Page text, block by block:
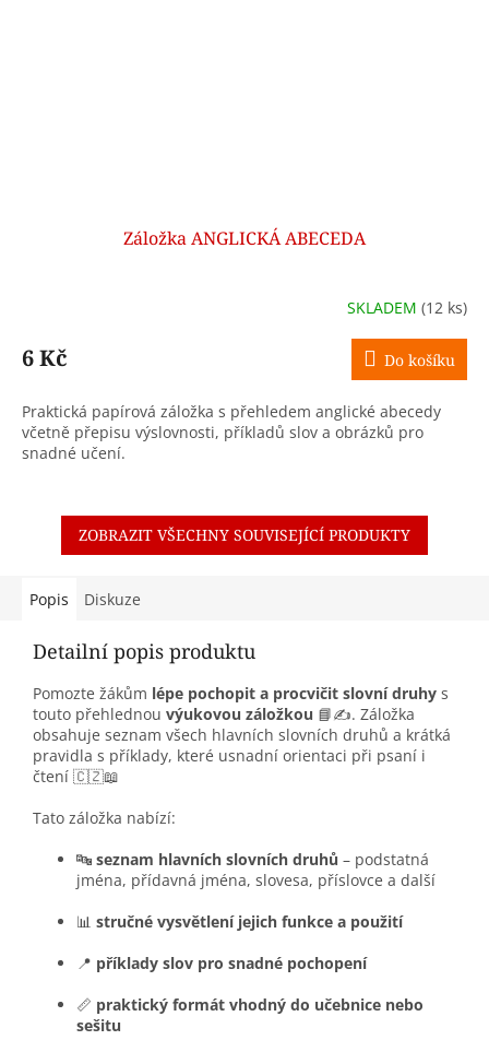
Záložka ANGLICKÁ ABECEDA
SKLADEM (12 ks)
6 Kč Do košíku
Praktická papírová záložka s přehledem anglické abecedy
včetně přepisu výslovnosti, příkladů slov a obrázků pro
snadné učení.
ZOBRAZIT VŠECHNY SOUVISEJÍCÍ PRODUKTY
Popis Diskuze
Detailní popis produktu
Pomozte žákům lépe pochopit a procvičit slovní druhy s
touto přehlednou výukovou záložkou 📘✍️. Záložka
obsahuje seznam všech hlavních slovních druhů a krátká
pravidla s příklady, které usnadní orientaci při psaní i
čtení 🇨🇿📖
Tato záložka nabízí:
🔤 seznam hlavních slovních druhů – podstatná
jména, přídavná jména, slovesa, příslovce a další
📊 stručné vysvětlení jejich funkce a použití
📍 příklady slov pro snadné pochopení
📏 praktický formát vhodný do učebnice nebo
sešitu